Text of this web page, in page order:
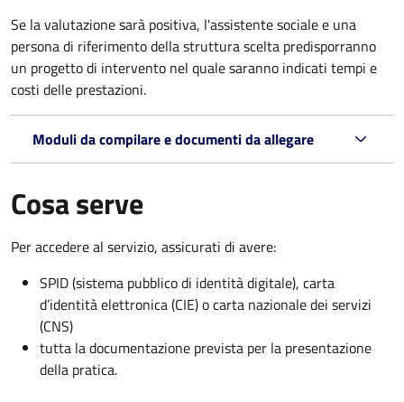
Se la valutazione sarà positiva, l'assistente sociale e una
persona di riferimento della struttura scelta predisporranno
un progetto di intervento nel quale saranno indicati tempi e
costi delle prestazioni.
Moduli da compilare e documenti da allegare
Cosa serve
Per accedere al servizio, assicurati di avere:
SPID (sistema pubblico di identità digitale), carta
d’identità elettronica (CIE) o carta nazionale dei servizi
(CNS)
tutta la documentazione prevista per la presentazione
della pratica.